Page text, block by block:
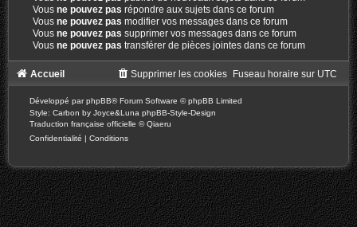
Vousne pouvez pas répondre aux sujets dans ce forum
Vousne pouvez pas modifier vos messages dans ce forum
Vousne pouvez pas supprimer vos messages dans ce forum
Vousne pouvez pas transférer de pièces jointes dans ce forum
Accueil Fuseau horaire sur UTC
Supprimer les cookies
Développé parphpBB® Forum Software © phpBB Limited
Style: Carbon by Joyce&Luna phpBB-Style-Design
Traduction française officielle ©Qiaeru
Confidentialité | Conditions